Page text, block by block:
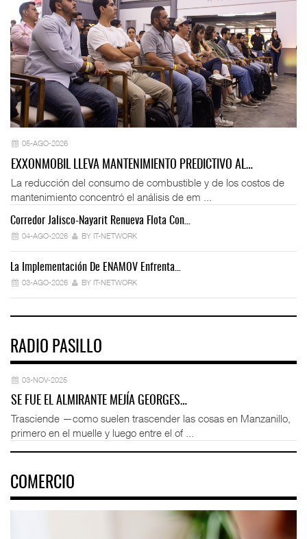
05-AGO-2026
EXXONMOBIL LLEVA MANTENIMIENTO PREDICTIVO AL…
La reducción del consumo de combustible y de los costos de
mantenimiento concentró el análisis de em ...
Corredor Jalisco-Nayarit Renueva Flota Con…
04-AGO-2026 BY IT-NETWORK
La Implementación De ENAMOV Enfrenta…
03-AGO-2026 BY IT-NETWORK
RADIO PASILLO
03-NOV-2025
SE FUE EL ALMIRANTE MEJÍA GEORGES…
Trasciende —como suelen trascender las cosas en Manzanillo,
primero en el muelle y luego entre el of ...
COMERCIO